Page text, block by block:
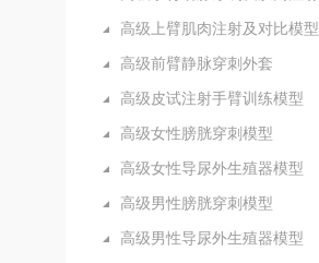
高级上臂肌肉注射及对比模型
高级前臂静脉穿刺外套
高级皮试注射手臂训练模型
高级女性膀胱穿刺模型
高级女性导尿外生殖器模型
高级男性膀胱穿刺模型
高级男性导尿外生殖器模型